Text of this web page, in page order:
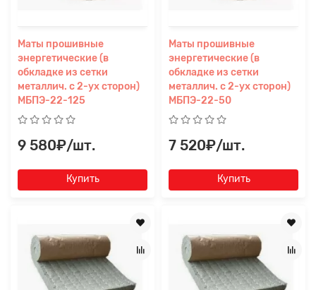
Маты прошивные
энергетические (в
обкладке из сетки
металлич. с 2-ух сторон)
МБПЭ-22-125
9 580₽/шт.
Купить
Маты прошивные
энергетические (в
обкладке из сетки
металлич. с 2-ух сторон)
МБПЭ-22-50
7 520₽/шт.
Купить